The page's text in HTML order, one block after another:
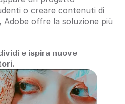
o creare contenuti di
Adobe offre la soluzione più
e ispira nuove